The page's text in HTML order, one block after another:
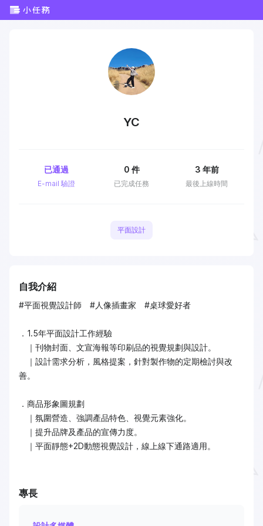
YC
E-mail 驗證
已通過
已完成任務
0 件
最後上線時間
3 年前
平面設計
自我介紹
#平面視覺設計師 #人像插畫家 #桌球愛好者
．1.5年平面設計工作經驗
｜刊物封面、文宣海報等印刷品的視覺規劃與設計。
｜設計需求分析，風格提案，針對製作物的定期檢討與改
善。
．商品形象圖規劃
｜氛圍營造、強調產品特色、視覺元素強化。
｜提升品牌及產品的宣傳力度。
｜平面靜態+2D動態視覺設計，線上線下通路適用。
專長